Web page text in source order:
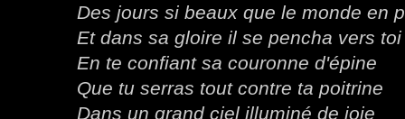
Des jours si beaux que le monde en
Et dans sa gloire il se pencha vers toi
En te confiant sa couronne d'épine
Que tu serras tout contre ta poitrine
Dans un grand ciel illuminé de joie